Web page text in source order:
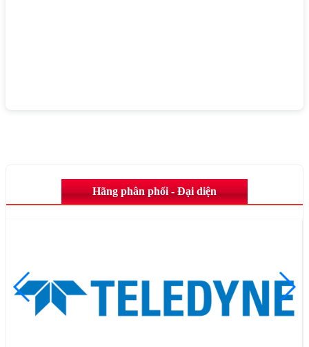
Hãng phân phối - Đại diện